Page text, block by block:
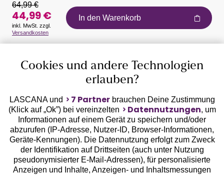
Auszeichnungen
Geprüfte Sicherheit
64,99 €
44,99 €
inkl. MwSt. zzgl.
Versandkosten
In den Warenkorb
Cookies und andere Technologien
erlauben?
LASCANA und 7 Partnerbrauchen Deine Zustimmung
(Klick auf „Ok”) bei vereinzelten
Datennutzungen, um
Informationen auf einem Gerät zu speichern und/oder
abzurufen (IP-Adresse, Nutzer-ID, Browser-Informationen,
Geräte-Kennungen). Die Datennutzung erfolgt zum Zweck
der Identifikation auf Drittseiten (auch unter Nutzung
pseudonymisierter E-Mail-Adressen), für personalisierte
Anzeigen und Inhalte, Anzeigen- und Inhaltsmessungen